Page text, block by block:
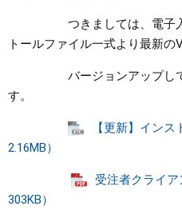
つきましては、電子
トールファイル一式より最新の
バージョンアップしてい
す。
【更新】イン
2.16MB）
受注者クライア
303KB）